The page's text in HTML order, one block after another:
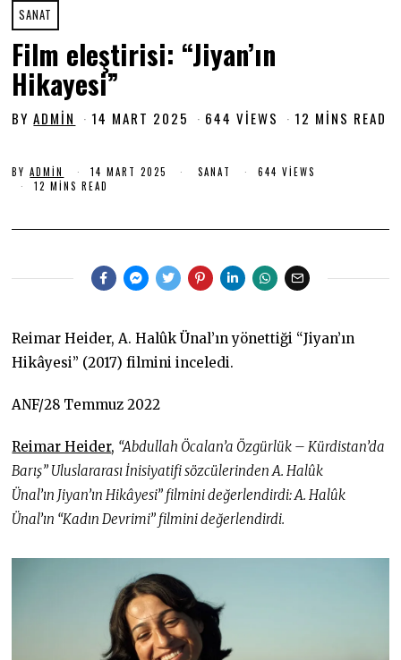
SANAT
Film eleştirisi: “Jiyan’ın
Hikayesi”
BYADMIN 14 MART 2025
2
2
5
644 VIEWS 12 MINS READ
BYADMIN 14 MART 2025
0
2
5
SANAT
644 VIEWS
12 MINS READ
Reimar Heider, A. Halûk Ünal’ın yönettiği “Jiyan’ın
Hikâyesi” (2017) filmini inceledi.
ANF/28 Temmuz 2022
Reimar Heider, “Abdullah Öcalan’a Özgürlük – Kürdistan’da
Barış” Uluslararası İnisiyatifi sözcülerinden A. Halûk
Ünal’ın Jiyan’ın Hikâyesi” filmini değerlendirdi: A. Halûk
Ünal’ın “Kadın Devrimi” filmini değerlendirdi.